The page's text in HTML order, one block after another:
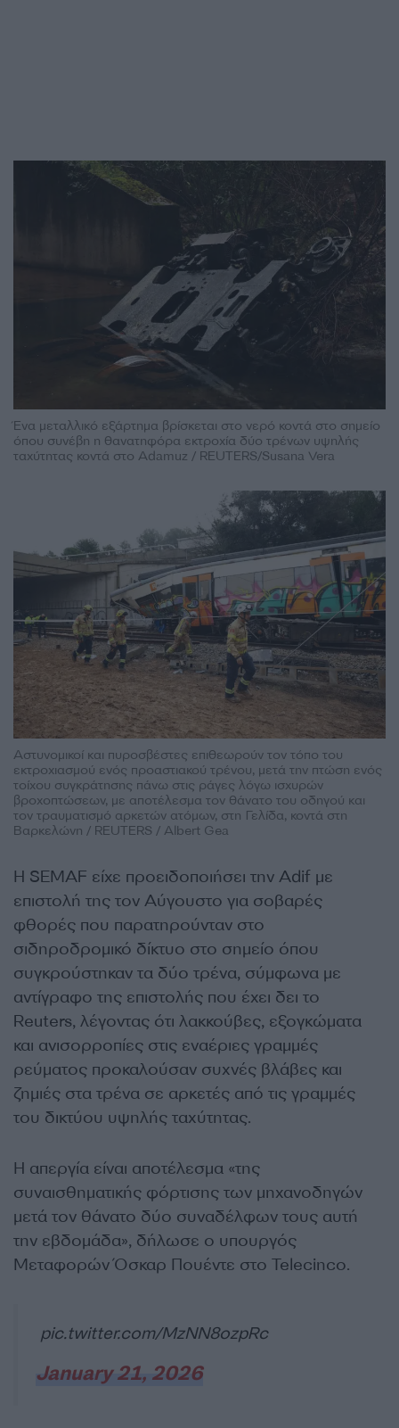
Ένα μεταλλικό εξάρτημα βρίσκεται στο νερό κοντά στο σημείο
όπου συνέβη η θανατηφόρα εκτροχία δύο τρένων υψηλής
ταχύτητας κοντά στο Adamuz / REUTERS/Susana Vera
Αστυνομικοί και πυροσβέστες επιθεωρούν τον τόπο του
εκτροχιασμού ενός προαστιακού τρένου, μετά την πτώση ενός
τοίχου συγκράτησης πάνω στις ράγες λόγω ισχυρών
βροχοπτώσεων, με αποτέλεσμα τον θάνατο του οδηγού και
τον τραυματισμό αρκετών ατόμων, στη Γελίδα, κοντά στη
Βαρκελώνη / REUTERS / Albert Gea
Η SEMAF είχε προειδοποιήσει την Adif με
επιστολή της τον Αύγουστο για σοβαρές
φθορές που παρατηρούνταν στο
σιδηροδρομικό δίκτυο στο σημείο όπου
συγκρούστηκαν τα δύο τρένα, σύμφωνα με
αντίγραφο της επιστολής που έχει δει το
Reuters, λέγοντας ότι λακκούβες, εξογκώματα
και ανισορροπίες στις εναέριες γραμμές
ρεύματος προκαλούσαν συχνές βλάβες και
ζημιές στα τρένα σε αρκετές από τις γραμμές
του δικτύου υψηλής ταχύτητας.
Η απεργία είναι αποτέλεσμα «της
συναισθηματικής φόρτισης των μηχανοδηγών
μετά τον θάνατο δύο συναδέλφων τους αυτή
την εβδομάδα», δήλωσε ο υπουργός
Μεταφορών Όσκαρ Πουέντε στο Telecinco.
pic.twitter.com/MzNN8ozpRc
January 21, 2026